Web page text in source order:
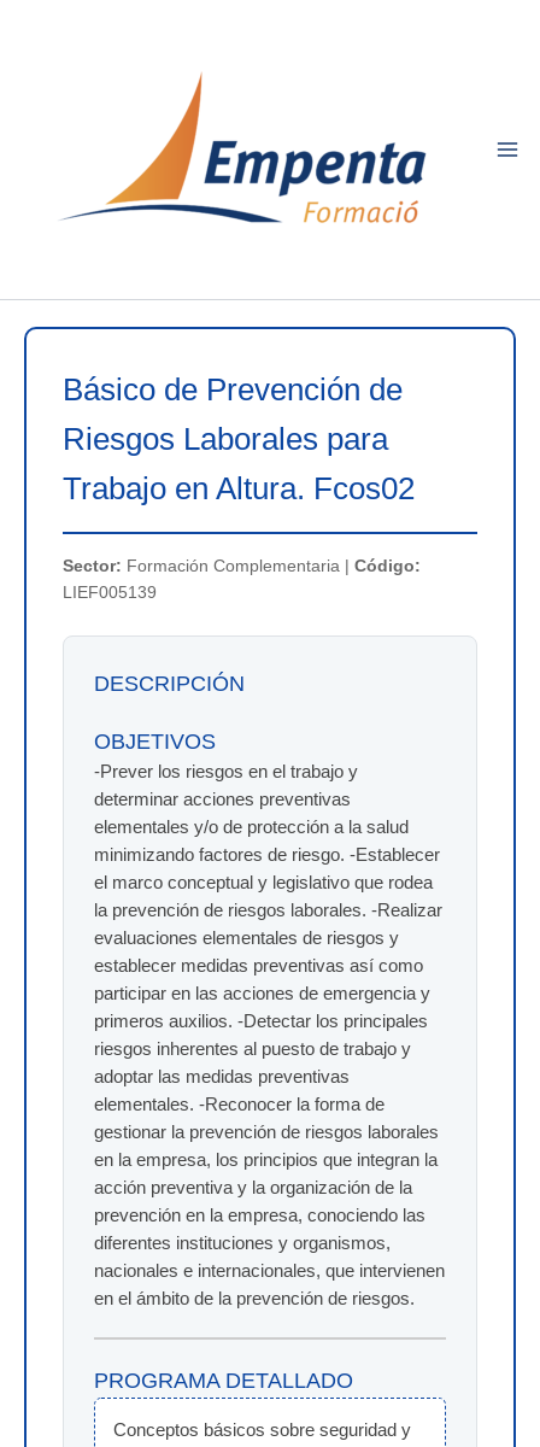
Básico de Prevención de
Riesgos Laborales para
Trabajo en Altura. Fcos02
Sector: Formación Complementaria | Código:
LIEF005139
DESCRIPCIÓN
OBJETIVOS
-Prever los riesgos en el trabajo y
determinar acciones preventivas
elementales y/o de protección a la salud
minimizando factores de riesgo. -Establecer
el marco conceptual y legislativo que rodea
la prevención de riesgos laborales. -Realizar
evaluaciones elementales de riesgos y
establecer medidas preventivas así como
participar en las acciones de emergencia y
primeros auxilios. -Detectar los principales
riesgos inherentes al puesto de trabajo y
adoptar las medidas preventivas
elementales. -Reconocer la forma de
gestionar la prevención de riesgos laborales
en la empresa, los principios que integran la
acción preventiva y la organización de la
prevención en la empresa, conociendo las
diferentes instituciones y organismos,
nacionales e internacionales, que intervienen
en el ámbito de la prevención de riesgos.
PROGRAMA DETALLADO
Conceptos básicos sobre seguridad y